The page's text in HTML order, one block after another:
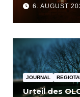
6. AUGUST
JOURNAL
Urteil des